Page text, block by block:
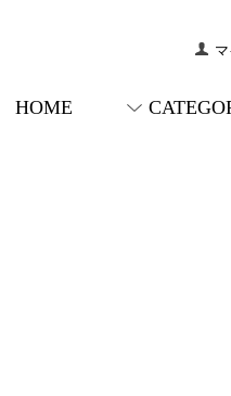
HOME